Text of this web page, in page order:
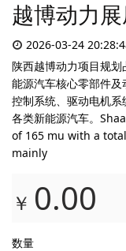
越博动力
2026-03-24
陕西越博动力项目规
能源汽车核心零部件
控制系统、驱动电机
各类新能源汽车。
of 165 mu with a
mainly
￥ 0.00
数量